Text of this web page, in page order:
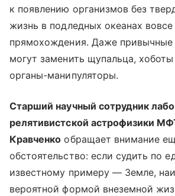
к появлению организмов без
жизнь в подледных океанах вовсе
прямохождения. Даже привычные
могут заменить щупальца,
органы-манипуляторы.
Старший научный сотрудник
релятивистской астрофизики
Кравченко обращает внимание
обстоятельство: если судить по
известному примеру — Земле,
вероятной формой внеземной